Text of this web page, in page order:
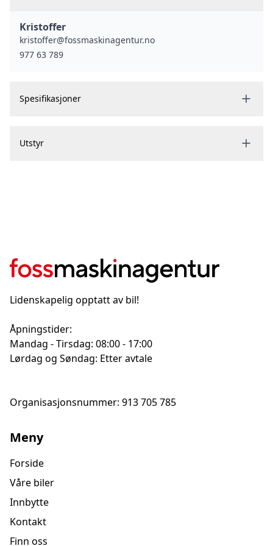
Leveres med et sett felger med helårsdekk(avbildet)
Kristoffer
kristoffer@fossmaskinagentur.no
977 63 789
Spesifikasjoner
Utstyr
Lidenskapelig opptatt av bil!
Åpningstider:
Mandag - Tirsdag: 08:00 - 17:00
Lørdag og Søndag: Etter avtale
Organisasjonsnummer: 913 705 785
Meny
Forside
Våre biler
Innbytte
Kontakt
Finn oss